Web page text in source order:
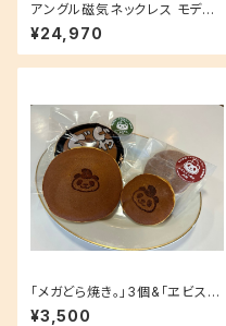
アングル磁気ネックレス モデル
02プラチナモデル
¥24,970
「メガどら焼き。」3個&「ヱビスど
ら焼き。」3個の6個セット!
¥3,500